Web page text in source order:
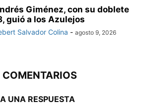
Giménez, con su doblete
guió a los Azulejos
Salvador Colina - agosto 9, 2026
COMENTARIOS
UNA RESPUESTA